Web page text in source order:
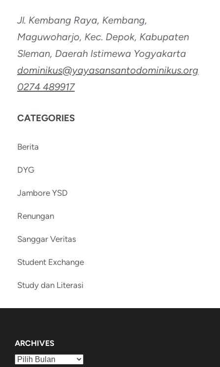
Jl. Kembang Raya, Kembang,
Maguwoharjo, Kec. Depok, Kabupaten
Sleman, Daerah Istimewa Yogyakarta
dominikus@yayasansantodominikus.org
0274 489917
CATEGORIES
Berita
DYG
Jambore YSD
Renungan
Sanggar Veritas
Student Exchange
Study dan Literasi
ARCHIVES
Archives